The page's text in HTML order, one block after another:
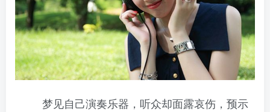
梦见自己演奏乐器，听众却面露哀伤，预示